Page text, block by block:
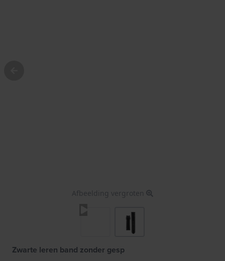
Afbeelding vergroten
Zwarte leren band zonder gesp